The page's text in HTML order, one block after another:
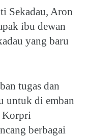
Sekadau, Aron
ibu dewan
yang baru
tugas dan
untuk di emban
Korpri
berbagai